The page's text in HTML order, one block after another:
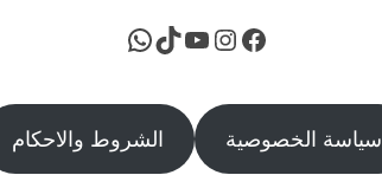
فيسبوك
إنستجرام
يوتيوب
تيك توك
واتساب
سياسة الخصوصية الشروط والاحكام